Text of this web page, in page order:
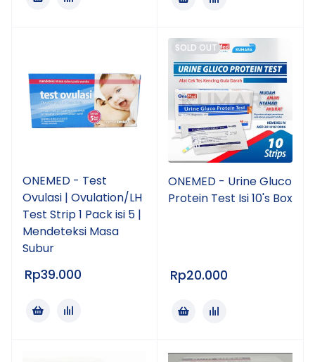
ONEMED - Test
Ovulasi | Ovulation/LH
Test Strip 1 Pack isi 5 |
Mendeteksi Masa
Subur
Rp39.000
SOLD OUT
ONEMED - Urine Gluco
Protein Test Isi 10's Box
Rp20.000